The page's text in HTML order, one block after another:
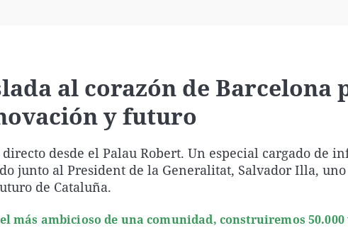
al corazón de Barcelona
y futuro
desde el Palau Robert. Un especial cargado de
junto al President de la Generalitat, Salvador Illa, uno
de Cataluña.
más ambicioso de una comunidad, construiremos